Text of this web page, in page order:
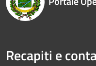
Recapiti e